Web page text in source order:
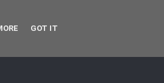
GOT IT